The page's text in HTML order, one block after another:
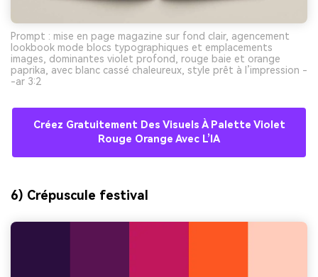
Prompt : mise en page magazine sur fond clair, agencement
lookbook mode blocs typographiques et emplacements
images, dominantes violet profond, rouge baie et orange
paprika, avec blanc cassé chaleureux, style prêt à l’impression -
-ar 3:2
Créez Gratuitement Des Visuels À Palette Violet
Rouge Orange Avec L’IA
6) Crépuscule festival